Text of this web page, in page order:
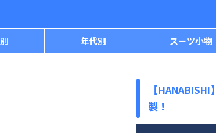
年代別 スーツ小物
【
製！